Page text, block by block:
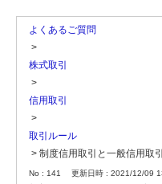
よくあるご質問
>
株式取引
>
信用取引
>
取引ルール
> 制度信用取引と一般信用取
No : 141
更新日時 : 2021/12/09